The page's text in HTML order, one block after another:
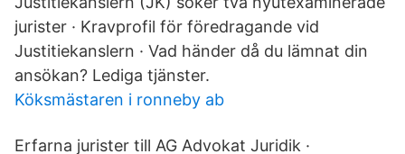
jurister · Kravprofil för föredragande vid
Justitiekanslern · Vad händer då du lämnat din
ansökan? Lediga tjänster.
Köksmästaren i ronneby ab
Erfarna jurister till AG Advokat Juridik ·